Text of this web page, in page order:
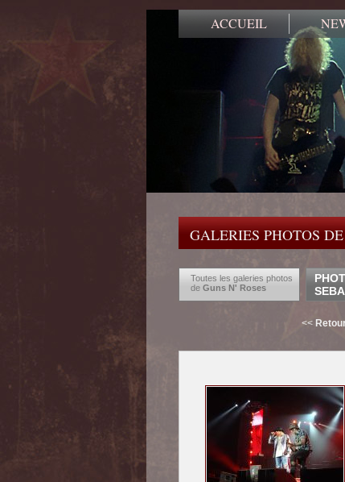
ACCUEIL
GALERIES PHOTOS
Toutes les galeries photos
de Guns N' Roses
<<